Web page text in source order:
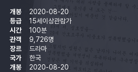
개봉
2020-08-20
등급
15세이상관람가
시간
100분
관객
9,726명
장르
드라마
국가
한국
개봉
2020-08-20